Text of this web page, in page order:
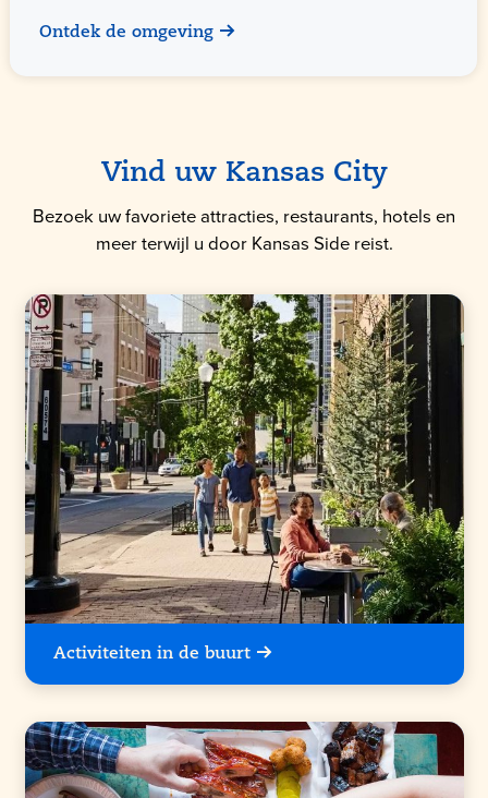
Ontdek de omgeving
Vind uw Kansas City
Bezoek uw favoriete attracties, restaurants, hotels en
meer terwijl u door Kansas Side reist.
Activiteiten in de buurt